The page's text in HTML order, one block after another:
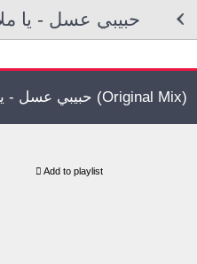
حبيبي عسل - يا
حبيبي عسل - يا ملاكي ونور كوني كله (Original Mix)
Add to playlist